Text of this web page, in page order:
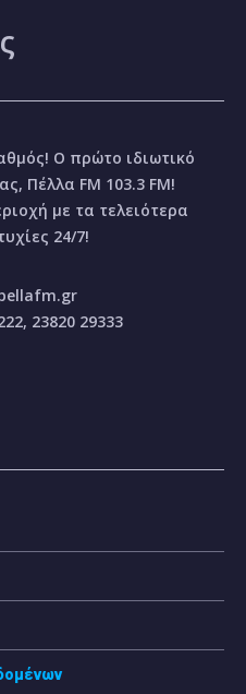
Ο πρώτο ιδιωτικό
Πέλλα FM 103.3 FM!
με τα τελειότερα
24/7!
23820 29333